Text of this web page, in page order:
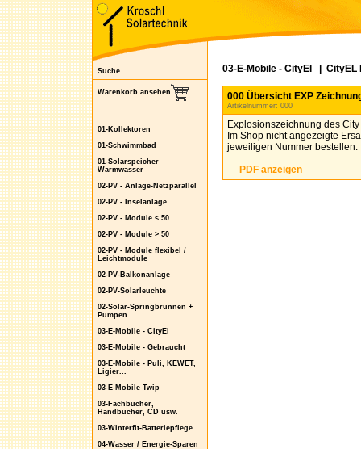
Suche
Warenkorb ansehen
01-Kollektoren
01-Schwimmbad
01-Solarspeicher
Warmwasser
02-PV - Anlage-Netzparallel
02-PV - Inselanlage
02-PV - Module < 50
02-PV - Module > 50
02-PV - Module flexibel /
Leichtmodule
02-PV-Balkonanlage
02-PV-Solarleuchte
02-Solar-Springbrunnen +
Pumpen
03-E-Mobile - CityEl
03-E-Mobile - Gebraucht
03-E-Mobile - Puli, KEWET,
Ligier...
03-E-Mobile Twip
03-Fachbücher,
Handbücher, CD usw.
03-Winterfit-Batteriepflege
04-Wasser / Energie-Sparen
03-E-Mobile - CityEl CityEL
000 Übersicht EXP
Artikelnummer: 000
Explosionszeichnung des
Im Shop nicht angezeigte
jeweiligen Nummer bestellen.
PDF anzeigen